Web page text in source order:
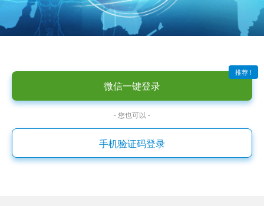
推荐 !
微信一键登录
- 您也可以 -
手机验证码登录